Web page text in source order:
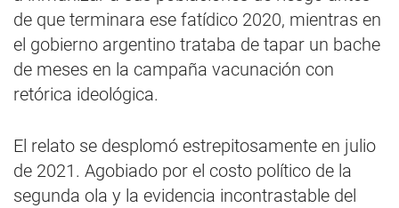
de que terminara ese fatídico 2020, mientras en
el gobierno argentino trataba de tapar un bache
de meses en la campaña vacunación con
retórica ideológica.
El relato se desplomó estrepitosamente en julio
de 2021. Agobiado por el costo político de la
segunda ola y la evidencia incontrastable del